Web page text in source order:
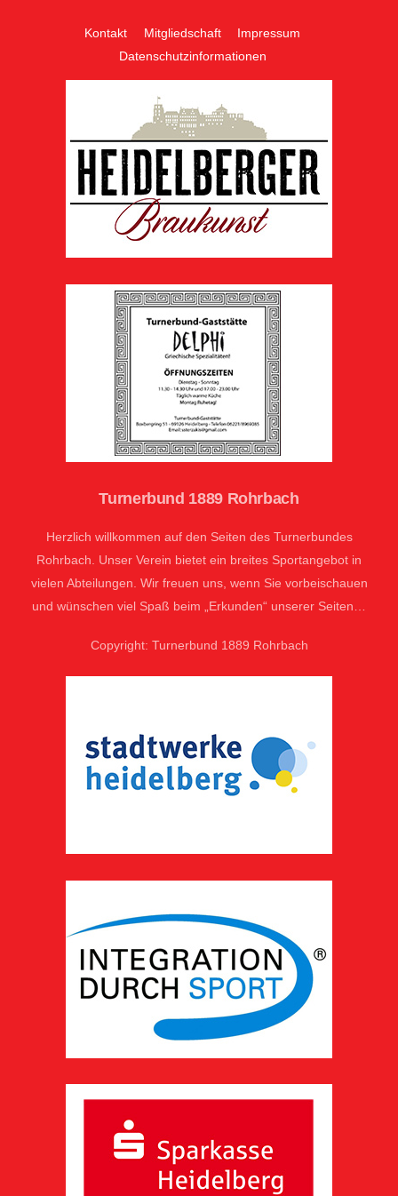
Kontakt Mitgliedschaft
Impressum
Datenschutzinformationen
Turnerbund 1889 Rohrbach
Herzlich willkommen auf den Seiten des Turnerbundes
Rohrbach. Unser Verein bietet ein breites Sportangebot in
vielen Abteilungen. Wir freuen uns, wenn Sie vorbeischauen
und wünschen viel Spaß beim „Erkunden“ unserer Seiten…
Copyright: Turnerbund 1889 Rohrbach